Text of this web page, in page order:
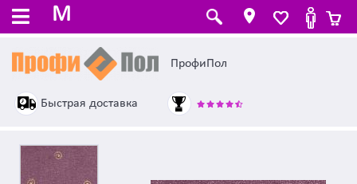
M
ПрофиПол
Быстрая доставка